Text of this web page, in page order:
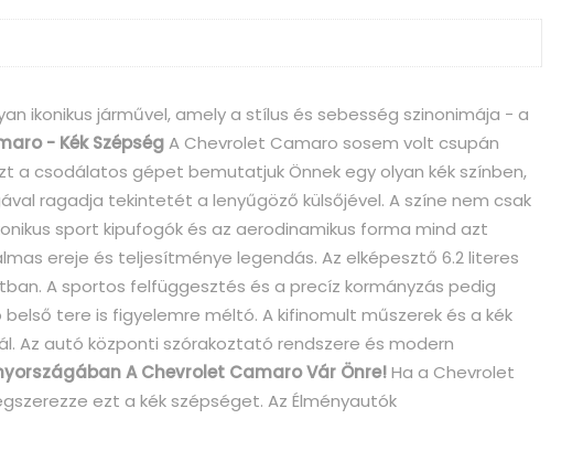
ikonikus járművel, amely a stílus és sebesség szinonimája - a
- Kék SzépségA Chevrolet Camaro sosem volt csupán
a csodálatos gépet bemutatjuk Önnek egy olyan kék színben,
ragadja tekintetét a lenyűgöző külsőjével. A színe nem csak
sport kipufogók és az aerodinamikus forma mind azt
ereje és teljesítménye legendás. Az elképesztő 6.2 literes
A sportos felfüggesztés és a precíz kormányzás pedig
belső tere is figyelemre méltó. A kifinomult műszerek és a kék
Az autó központi szórakoztató rendszere és modern
A Chevrolet Camaro Vár Önre!Ha a Chevrolet
ezt a kék szépséget. Az Élményautók